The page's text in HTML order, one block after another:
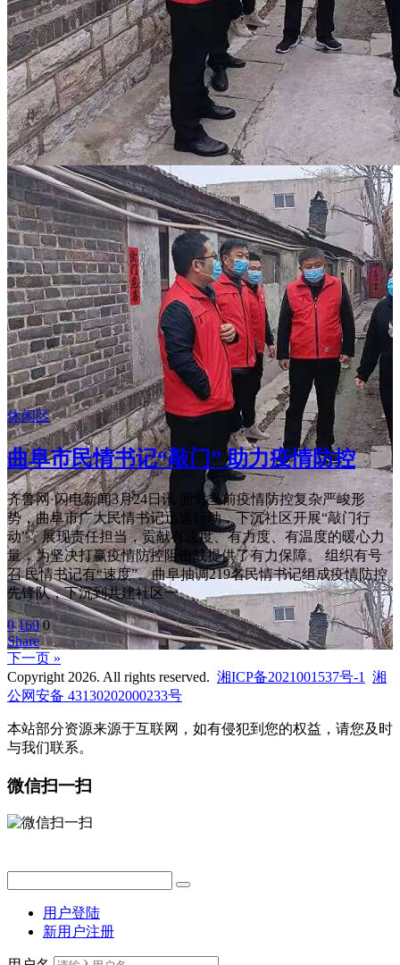
休闲区
曲阜市民情书记“敲门” 助力疫情防控
齐鲁网·闪电新闻3月24日讯 面对当前疫情防控复杂严峻形
势，曲阜市广大民情书记迅速行动，下沉社区开展“敲门行
动”，展现责任担当，贡献有速度、有力度、有温度的暖心力
量，为坚决打赢疫情防控阻击战提供了有力保障。 组织有号
召 民情书记有“速度”。曲阜抽调219名民情书记组成疫情防控
先锋队，下沉到共建社区一
0 169 0
Share
下一页 »
Copyright 2026. All rights reserved. 湘ICP备2021001537号-1
湘
公网安备 43130202000233号
本站部分资源来源于互联网，如有侵犯到您的权益，请您及时
与我们联系。
微信扫一扫
用户登陆
新用户注册